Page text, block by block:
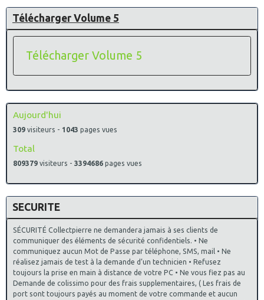
Télécharger Volume 5
Télécharger Volume 5
Aujourd'hui
309 visiteurs - 1043 pages vues
Total
809379 visiteurs - 3394686 pages vues
SECURITE
SÉCURITÉ Collectpierre ne demandera jamais à ses clients de
communiquer des éléments de sécurité confidentiels. • Ne
communiquez aucun Mot de Passe par téléphone, SMS, mail • Ne
réalisez jamais de test à la demande d’un technicien • Refusez
toujours la prise en main à distance de votre PC • Ne vous fiez pas au
Demande de colissimo pour des frais supplementaires, ( Les frais de
port sont toujours payés au moment de votre commande et aucun